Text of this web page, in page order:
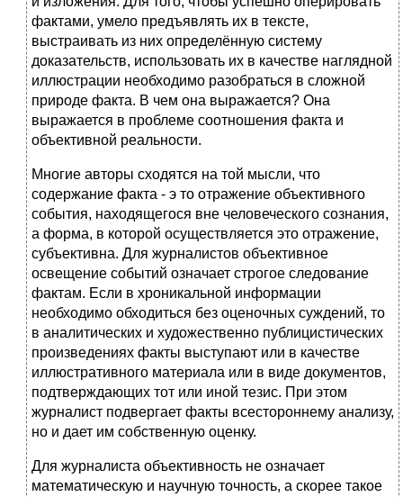
фактами, умело предъявлять их в тексте,
выстраивать из них определённую систему
доказательств, использовать их в качестве наглядной
иллюстрации необходимо разобраться в сложной
природе факта. В чем она выражается? Она
выражается в проблеме соотношения факта и
объективной реальности.
Многие авторы сходятся на той мысли, что
содержание факта - э то отражение объективного
события, находящегося вне человеческого сознания,
а форма, в которой осуществляется это отражение,
субъективна. Для журналистов объективное
освещение событий означает строгое следование
фактам. Если в хроникальной информации
необходимо обходиться без оценочных суждений, то
в аналитических и художественно публицистических
произведениях факты выступают или в качестве
иллюстративного материала или в виде документов,
подтверждающих тот или иной тезис. При этом
журналист подвергает факты всестороннему анализу,
но и дает им собственную оценку.
Для журналиста объективность не означает
математическую и научную точность, а скорее такое